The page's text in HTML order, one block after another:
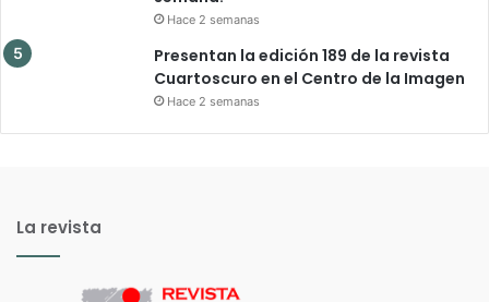
Hace 2 semanas
Presentan la edición 189 de la revista
Cuartoscuro en el Centro de la Imagen
Hace 2 semanas
La revista